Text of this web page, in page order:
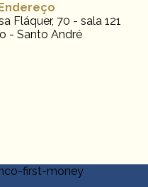
Endereço
Fláquer, 70 - sala 121
- Santo André